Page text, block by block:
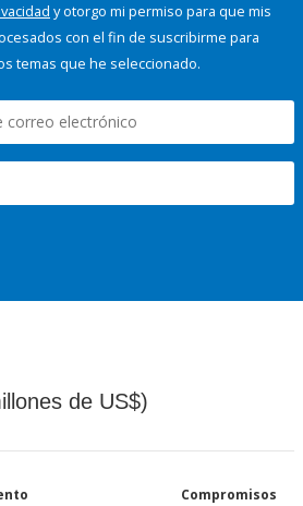
y otorgo mi permiso para que mis
con el fin de suscribirme para
temas que he seleccionado.
de US$)
Compromisos